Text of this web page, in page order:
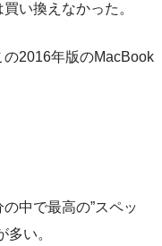
い換えなかった。
2016年版のMacBook
中で最高の”スペッ
多い。